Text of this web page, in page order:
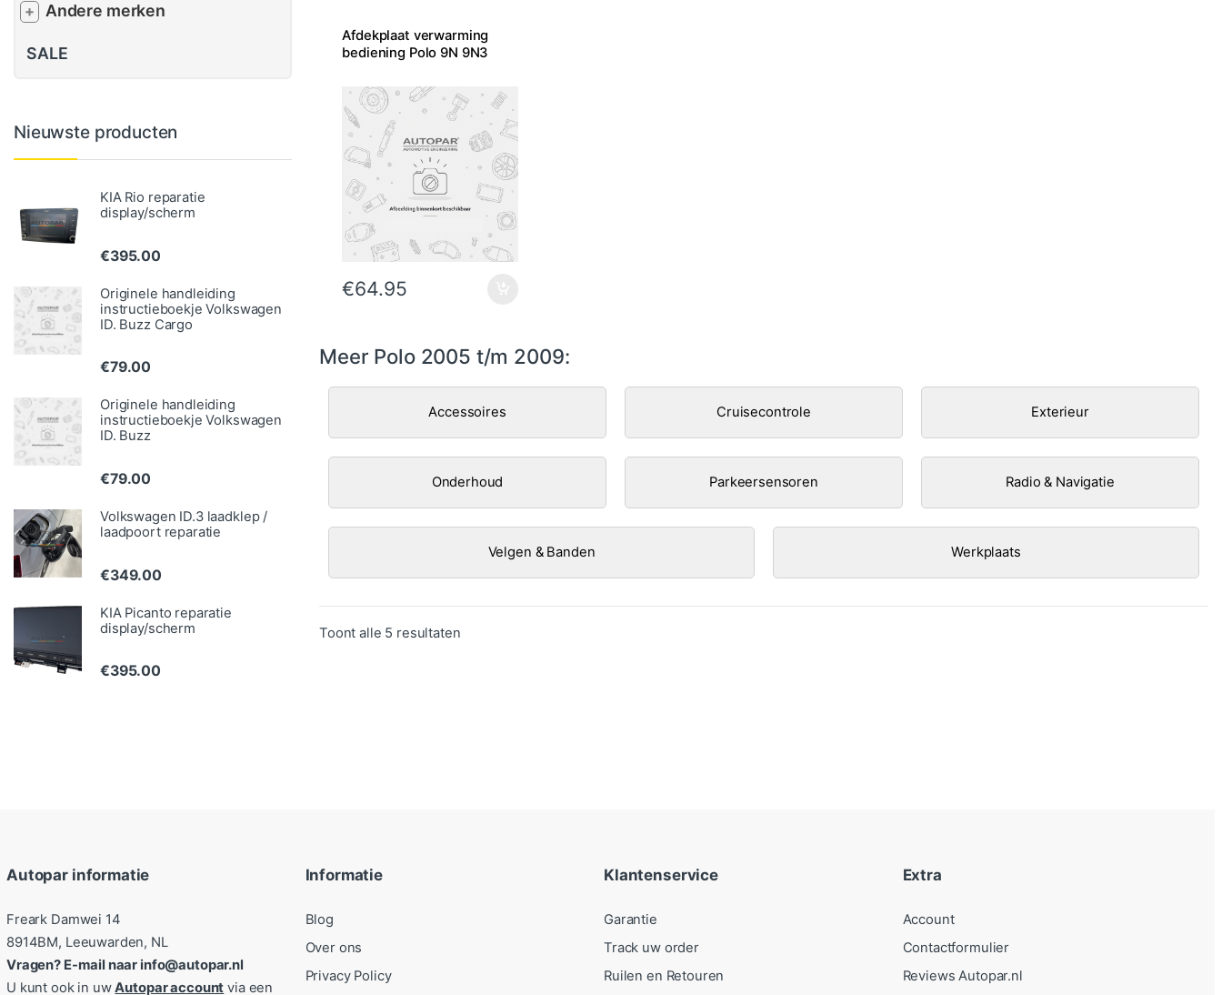
Afdekplaat verwarming
bediening Polo 9N 9N3
€64.95
Meer Polo 2005 t/m 2009:
Accessoires Cruisecontrole Exterieur
Onderhoud Parkeersensoren Radio & Navigatie
Velgen & Banden Werkplaats
Toont alle 5 resultatenGesorteerd op populariteit
+ Andere merken
SALE
Nieuwste producten
KIA Rio reparatie
display/scherm
€395.00
Originele handleiding
instructieboekje Volkswagen
ID. Buzz Cargo
€79.00
Originele handleiding
instructieboekje Volkswagen
ID. Buzz
€79.00
Volkswagen ID.3 laadklep /
laadpoort reparatie
€349.00
KIA Picanto reparatie
display/scherm
€395.00
Autopar informatie
Freark Damwei 14
8914BM, Leeuwarden, NL
Vragen? E-mail naar info@autopar.nl
U kunt ook in uwAutopar account via een
Informatie
Blog
Over ons
Privacy Policy
Klantenservice
Garantie
Track uw order
Ruilen en Retouren
Extra
Account
Contactformulier
Reviews Autopar.nl